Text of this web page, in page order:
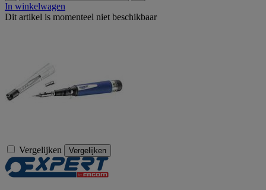
In winkelwagen
Dit artikel is momenteel niet beschikbaar
Vergelijken Vergelijken